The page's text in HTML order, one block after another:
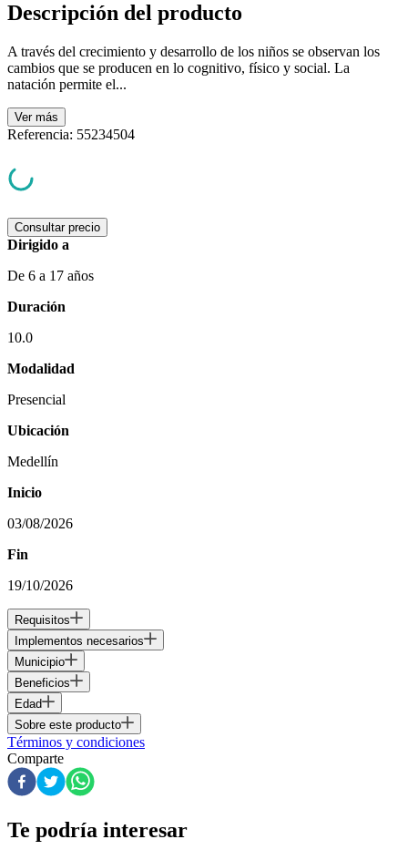
Descripción del producto
A través del crecimiento y desarrollo de los niños se observan los
cambios que se producen en lo cognitivo, físico y social. La
natación permite el...
Ver más
Referencia: 55234504
Consultar precio
Dirigido a
De 6 a 17 años
Duración
10.0
Modalidad
Presencial
Ubicación
Medellín
Inicio
03/08/2026
Fin
19/10/2026
Requisitos
Implementos necesarios
Municipio
Beneficios
Edad
Sobre este producto
Términos y condiciones
Comparte
Te podría interesar